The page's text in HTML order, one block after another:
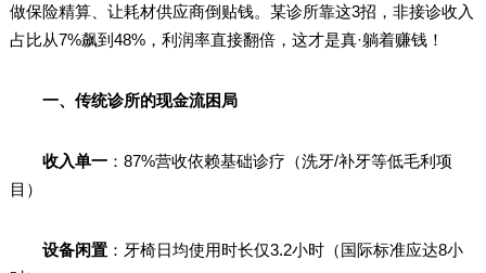
做保险精算、让耗材供应商倒贴钱。某诊所靠这3招，非接诊收入
占比从7%飙到48%，利润率直接翻倍，这才是真·躺着赚钱！
一、传统诊所的现金流困局
收入单一：87%营收依赖基础诊疗（洗牙/补牙等低毛利项
目）
设备闲置：牙椅日均使用时长仅3.2小时（国际标准应达8小